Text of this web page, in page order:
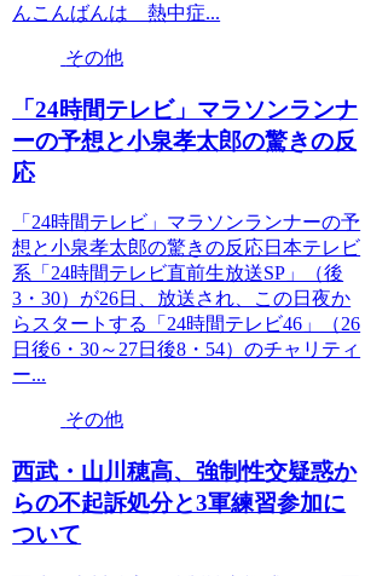
んこんばんは 熱中症...
その他
「24時間テレビ」マラソンランナ
ーの予想と小泉孝太郎の驚きの反
応
「24時間テレビ」マラソンランナーの予
想と小泉孝太郎の驚きの反応日本テレビ
系「24時間テレビ直前生放送SP」（後
3・30）が26日、放送され、この日夜か
らスタートする「24時間テレビ46」（26
日後6・30～27日後8・54）のチャリティ
ー...
その他
西武・山川穂高、強制性交疑惑か
らの不起訴処分と3軍練習参加に
ついて